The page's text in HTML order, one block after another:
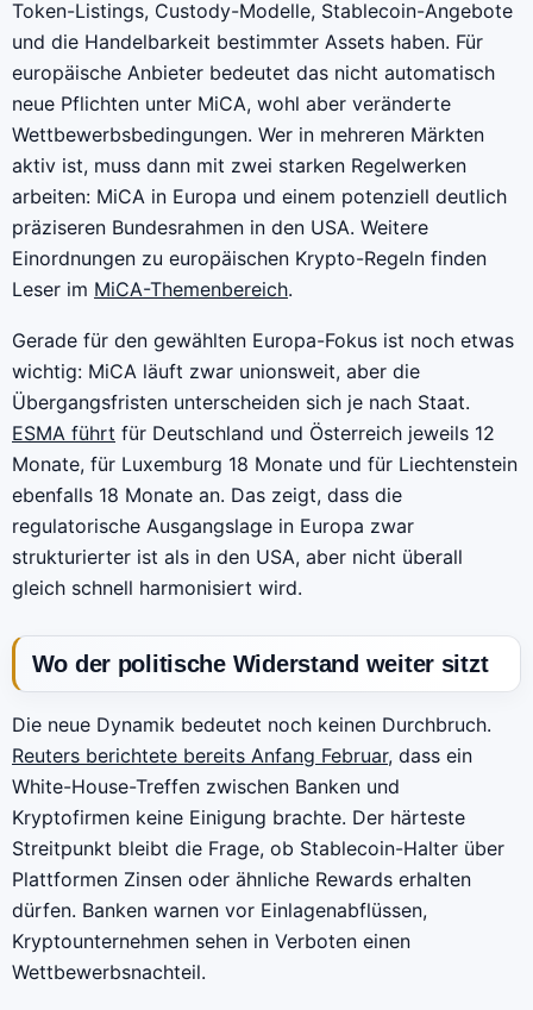
Token-Listings, Custody-Modelle, Stablecoin-Angebote
und die Handelbarkeit bestimmter Assets haben. Für
europäische Anbieter bedeutet das nicht automatisch
neue Pflichten unter MiCA, wohl aber veränderte
Wettbewerbsbedingungen. Wer in mehreren Märkten
aktiv ist, muss dann mit zwei starken Regelwerken
arbeiten: MiCA in Europa und einem potenziell deutlich
präziseren Bundesrahmen in den USA. Weitere
Einordnungen zu europäischen Krypto-Regeln finden
Leser im MiCA-Themenbereich.
Gerade für den gewählten Europa-Fokus ist noch etwas
wichtig: MiCA läuft zwar unionsweit, aber die
Übergangsfristen unterscheiden sich je nach Staat.
ESMA führt für Deutschland und Österreich jeweils 12
Monate, für Luxemburg 18 Monate und für Liechtenstein
ebenfalls 18 Monate an. Das zeigt, dass die
regulatorische Ausgangslage in Europa zwar
strukturierter ist als in den USA, aber nicht überall
gleich schnell harmonisiert wird.
Wo der politische Widerstand weiter sitzt
Die neue Dynamik bedeutet noch keinen Durchbruch.
Reuters berichtete bereits Anfang Februar, dass ein
White-House-Treffen zwischen Banken und
Kryptofirmen keine Einigung brachte. Der härteste
Streitpunkt bleibt die Frage, ob Stablecoin-Halter über
Plattformen Zinsen oder ähnliche Rewards erhalten
dürfen. Banken warnen vor Einlagenabflüssen,
Kryptounternehmen sehen in Verboten einen
Wettbewerbsnachteil.